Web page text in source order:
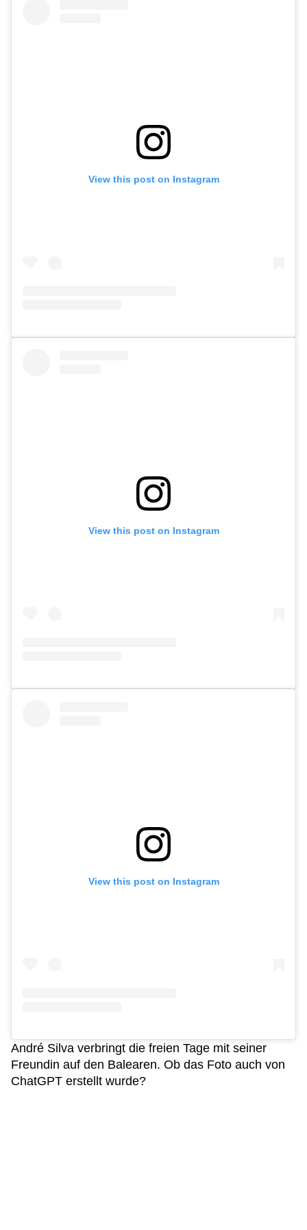
View this post on Instagram
View this post on Instagram
View this post on Instagram
André Silva verbringt die freien Tage mit seiner
Freundin auf den Balearen. Ob das Foto auch von
ChatGPT erstellt wurde?